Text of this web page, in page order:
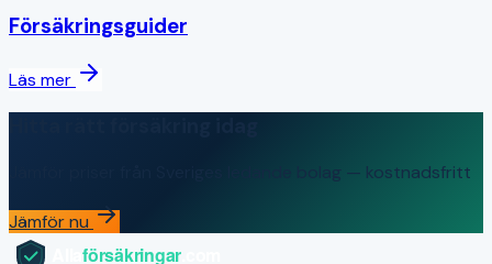
Försäkringsguider
Läs mer
Jämför priser från Sveriges ledande bolag — kostnadsfritt
Jämför nu